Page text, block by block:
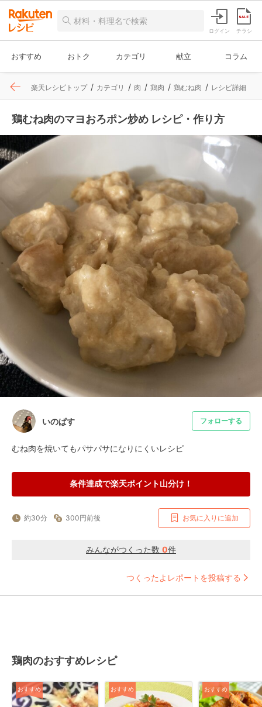
ログイン チラシ
おすすめ おトク カテゴリ 献立 コラム
楽天レシピトップ カテゴリ 肉 鶏肉 鶏むね肉 レシピ詳細
鶏むね肉のマヨおろポン炒め レシピ・作り方
いのぱす フォローする
むね肉を焼いてもパサパサになりにくいレシピ
条件達成で楽天ポイント山分け！
約30分 300円前後 お気に入りに追加
みんながつくった数 0件
つくったよレポートを投稿する
鶏肉のおすすめレシピ
おすすめ おすすめ おすすめ